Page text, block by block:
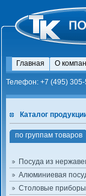
Главная О
Телефон: +7 (495)
Каталог
по группам товаров
Посуда из
Алюминиевая
Столовые приборы